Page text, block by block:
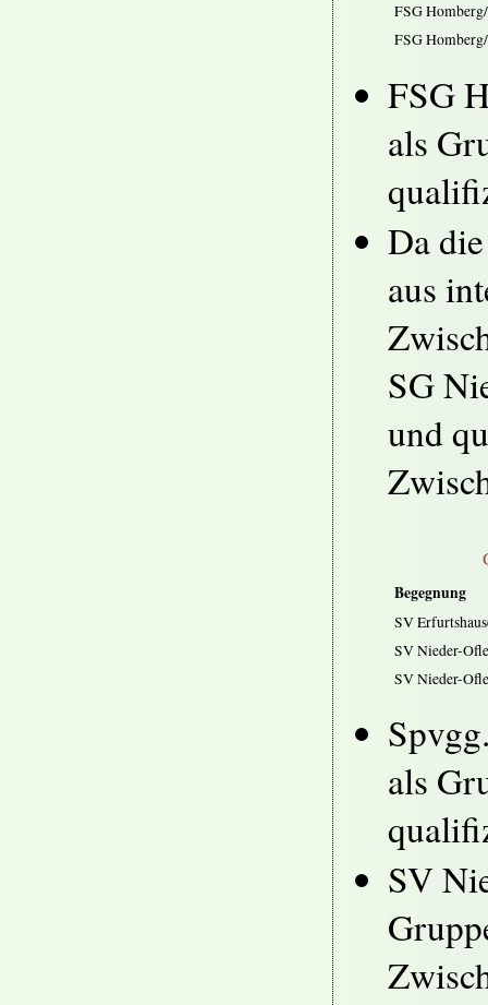
FSG
FSG
FSG
als
Da
aus
SG
und
Begegnung
SV
SV Nieder-
SV Nieder-
als
SV